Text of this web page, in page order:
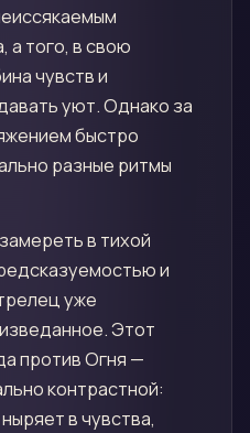
того, в свою
чувств и
уют. Однако за
быстро
разные ритмы
в тихой
и
уже
Этот
против Огня —
контрастной:
в чувства,